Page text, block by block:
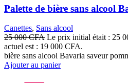
Palette de bière sans alcool
Canettes, Sans alcool
25 000CFA Le prix initial était : 25
actuel est : 19 000 CFA.
bière sans alcool Bavaria saveur
Ajouter au panier